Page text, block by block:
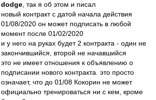
dodge , так я об этом и писал
новый контракт с датой начала действия
01/08/2020 он может подписать в любой
момент после 01/02/2020
и у него на руках будет 2 контракта - один не
закончившийся, второй не начавшийся
это не имеет отношения к объявлению о
подписании нового контракта. это просто
означает, что до 01/08 Кокорин не может
официально тренироваться ни с кем, кроме